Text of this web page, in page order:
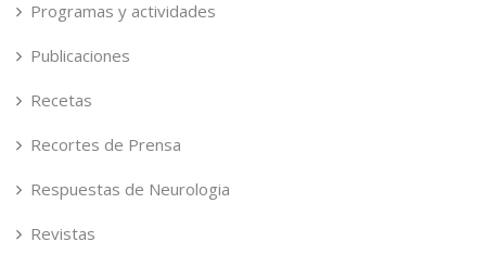
Programas y actividades
Publicaciones
Recetas
Recortes de Prensa
Respuestas de Neurologia
Revistas